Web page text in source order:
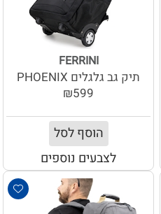
FERRINI
תיק גב גלגלים PHOENIX
₪599
הוסף לסל
לצבעים נוספים